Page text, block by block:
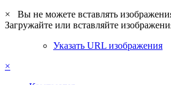
×
Вы не можете вставлять
Загружайте или вставляйте
Указать URL изображения
×